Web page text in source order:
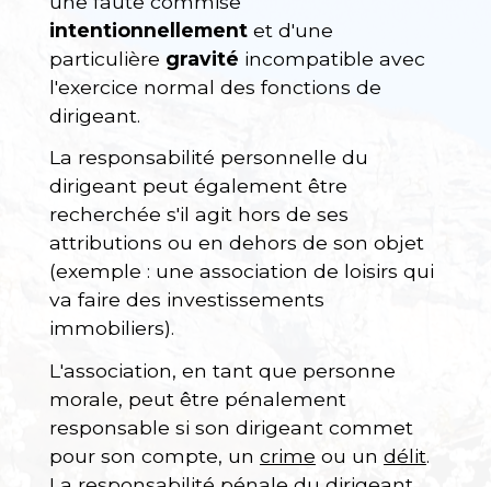
intentionnellement et d'une
particulière gravité incompatible avec
l'exercice normal des fonctions de
dirigeant.
La responsabilité personnelle du
dirigeant peut également être
recherchée s'il agit hors de ses
attributions ou en dehors de son objet
(exemple : une association de loisirs qui
va faire des investissements
immobiliers).
L'association, en tant que personne
morale, peut être pénalement
responsable si son dirigeant commet
pour son compte, un crime ou un délit.